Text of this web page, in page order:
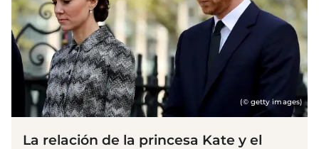
(© getty images)
La relación de la princesa Kate y el